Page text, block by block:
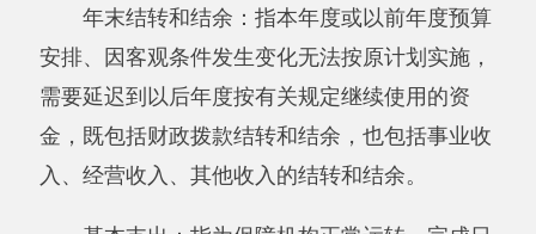
七、《行政事业类项目收入支出决算表》
八、《基本建设类项目收入支出决算表》
九、《支出决算明细表》
十、《基本支出决算明细表》